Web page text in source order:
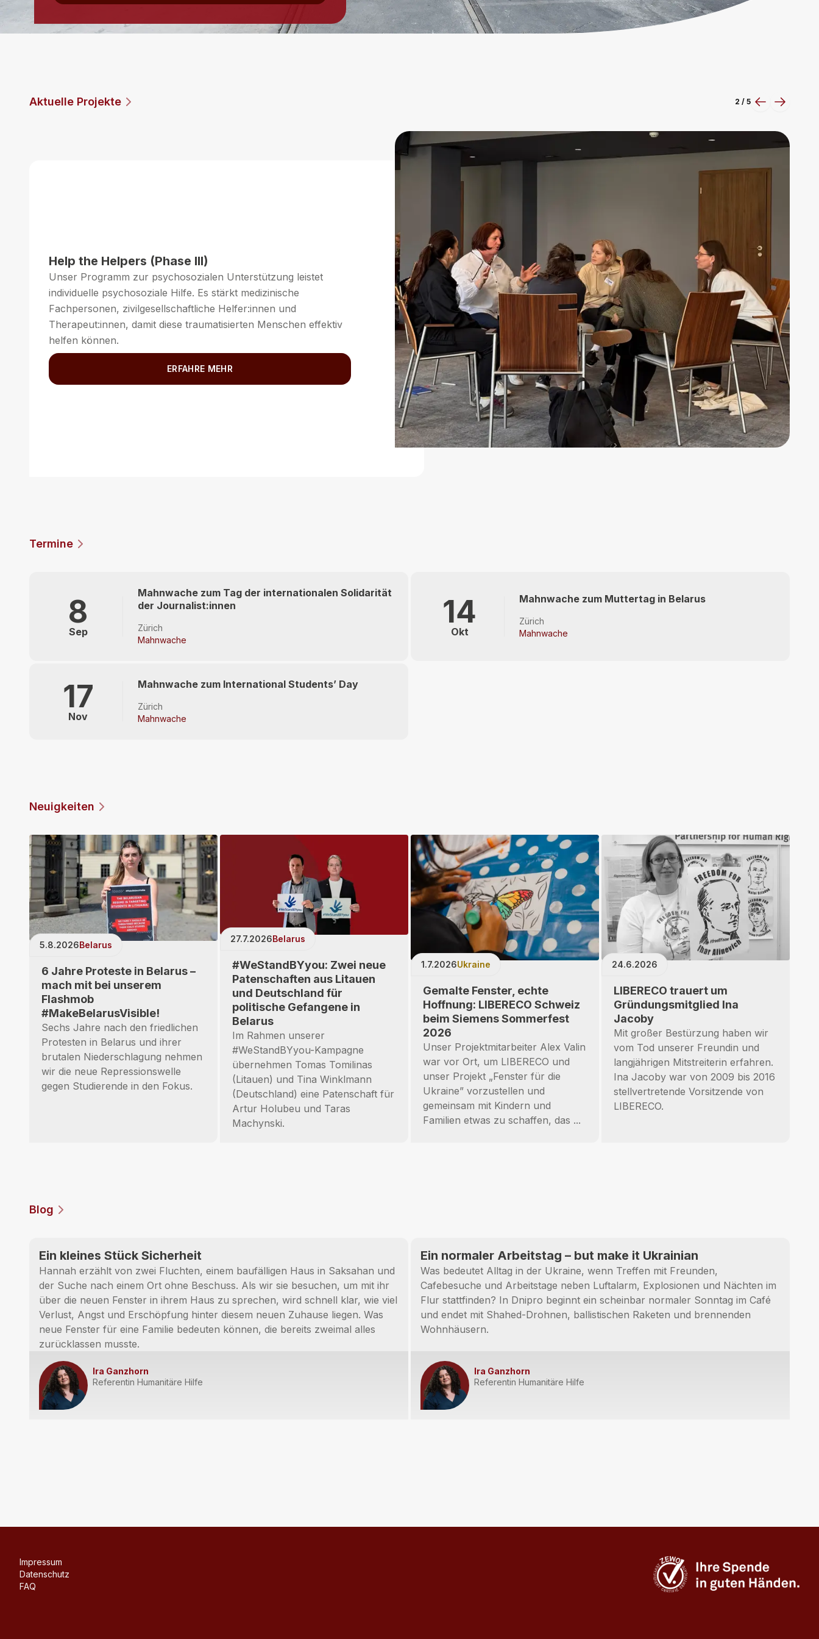
Aktuelle Projekte 2 / 5 Previous
Next
Help the Helpers (Phase III)
Unser Programm zur psychosozialen Unterstützung leistet
individuelle psychosoziale Hilfe. Es stärkt medizinische
Fachpersonen, zivilgesellschaftliche Helfer:innen und
Therapeut:innen, damit diese traumatisierten Menschen effektiv
helfen können.
ERFAHRE MEHR
Termine
8
Sep
Mahnwache zum Tag der internationalen Solidarität
der Journalist:innen
Zürich
Mahnwache
14
Okt
Mahnwache zum Muttertag in Belarus
Zürich
Mahnwache
17
Nov
Mahnwache zum International Students’ Day
Zürich
Mahnwache
Neuigkeiten
5.8.2026Belarus
6 Jahre Proteste in Belarus –
mach mit bei unserem
Flashmob
#MakeBelarusVisible!
Sechs Jahre nach den friedlichen
Protesten in Belarus und ihrer
brutalen Niederschlagung nehmen
wir die neue Repressionswelle
gegen Studierende in den Fokus.
27.7.2026Belarus
#WeStandBYyou: Zwei neue
Patenschaften aus Litauen
und Deutschland für
politische Gefangene in
Belarus
Im Rahmen unserer
#WeStandBYyou-Kampagne
übernehmen Tomas Tomilinas
(Litauen) und Tina Winklmann
(Deutschland) eine Patenschaft für
Artur Holubeu und Taras
Machynski.
1.7.2026Ukraine
Gemalte Fenster, echte
Hoffnung: LIBERECO Schweiz
beim Siemens Sommerfest
2026
Unser Projektmitarbeiter Alex Valin
war vor Ort, um LIBERECO und
unser Projekt „Fenster für die
Ukraine” vorzustellen und
gemeinsam mit Kindern und
Familien etwas zu schaffen, das ...
24.6.2026
LIBERECO trauert um
Gründungsmitglied Ina
Jacoby
Mit großer Bestürzung haben wir
vom Tod unserer Freundin und
langjährigen Mitstreiterin erfahren.
Ina Jacoby war von 2009 bis 2016
stellvertretende Vorsitzende von
LIBERECO.
Blog
Ein kleines Stück Sicherheit
Hannah erzählt von zwei Fluchten, einem baufälligen Haus in Saksahan und
der Suche nach einem Ort ohne Beschuss. Als wir sie besuchen, um mit ihr
über die neuen Fenster in ihrem Haus zu sprechen, wird schnell klar, wie viel
Verlust, Angst und Erschöpfung hinter diesem neuen Zuhause liegen. Was
neue Fenster für eine Familie bedeuten können, die bereits zweimal alles
zurücklassen musste.
Ira Ganzhorn
Referentin Humanitäre Hilfe
Ein normaler Arbeitstag – but make it Ukrainian
Was bedeutet Alltag in der Ukraine, wenn Treffen mit Freunden,
Cafebesuche und Arbeitstage neben Luftalarm, Explosionen und Nächten im
Flur stattfinden? In Dnipro beginnt ein scheinbar normaler Sonntag im Café
und endet mit Shahed-Drohnen, ballistischen Raketen und brennenden
Wohnhäusern.
Ira Ganzhorn
Referentin Humanitäre Hilfe
Impressum
Datenschutz
FAQ
Zewo